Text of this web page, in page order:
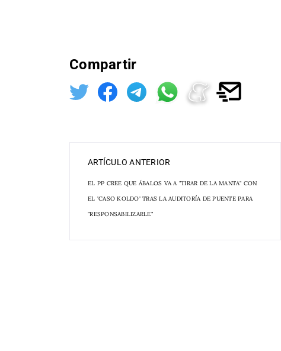
Compartir
ARTÍCULO ANTERIOR
EL PP CREE QUE ÁBALOS VA A "TIRAR DE LA MANTA" CON
EL 'CASO KOLDO' TRAS LA AUDITORÍA DE PUENTE PARA
"RESPONSABILIZARLE"